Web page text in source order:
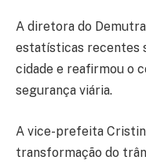
A diretora do
estatísticas recentes
cidade e reafirmou o
segurança viária.
A vice-prefeita
transformação do